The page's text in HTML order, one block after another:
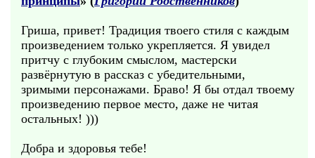
Гриша, привет! Традиция твоего стиля с каждым
произведением только укрепляется. Я увидел
притчу с глубоким смыслом, мастерски
развёрнутую в рассказ с убедительными,
зримыми персонажами. Браво! Я бы отдал твоему
произведению первое место, даже не читая
остальных! )))
Добра и здоровья тебе!